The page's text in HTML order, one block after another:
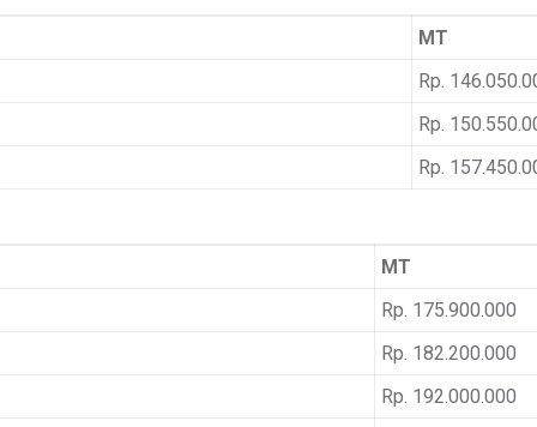
MT
Rp.
Rp.
Rp.
MT
Rp. 175.900.000
Rp. 182.200.000
Rp. 192.000.000